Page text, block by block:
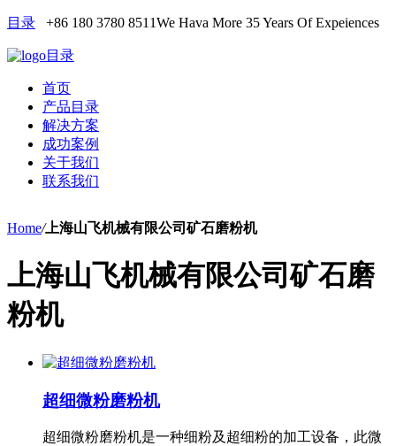
目录 +86 180 3780 8511We Hava More 35 Years Of Expeiences
目录
首页
产品目录
解决方案
成功案例
关于我们
联系我们
Home/上海山飞机械有限公司矿石磨粉机
上海山飞机械有限公司矿石磨
粉机
超细微粉磨粉机
超细微粉磨粉机是一种细粉及超细粉的加工设备，此微